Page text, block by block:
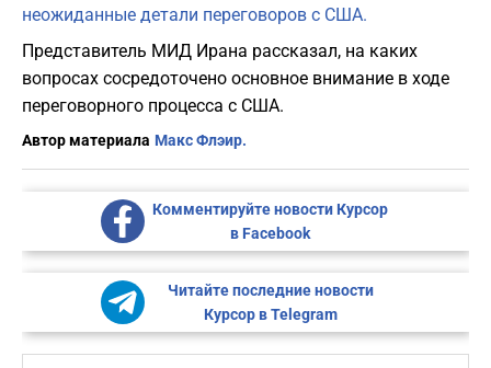
неожиданные детали переговоров с США.
Представитель МИД Ирана рассказал, на каких
вопросах сосредоточено основное внимание в ходе
переговорного процесса с США.
Автор материала Макс Флэир.
Комментируйте новости Курсор
в Facebook
Читайте последние новости
Курсор в Telegram